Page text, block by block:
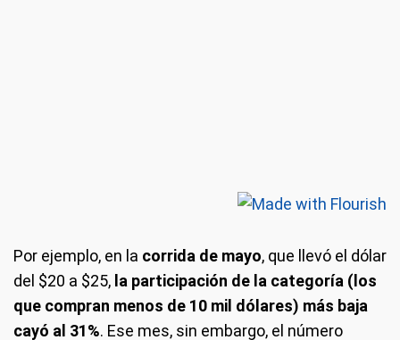
Por ejemplo, en la corrida de mayo, que llevó el dólar
del $20 a $25, la participación de la categoría (los
que compran menos de 10 mil dólares) más baja
cayó al 31%. Ese mes, sin embargo, el número